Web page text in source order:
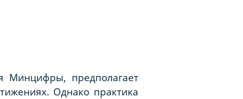
Минцифры, предполагает
Однако практика